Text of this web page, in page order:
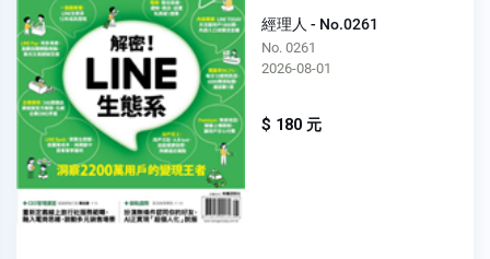
經理人 - No.0261
No. 0261
2026-08-01
$ 180 元